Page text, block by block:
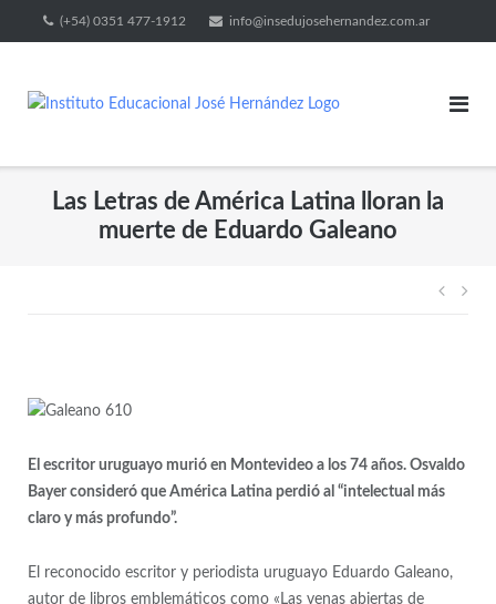
(+54) 0351 477-1912 info@insedujosehernandez.com.ar
Las Letras de América Latina lloran la
muerte de Eduardo Galeano
El escritor uruguayo murió en Montevideo a los 74 años. Osvaldo
Bayer consideró que América Latina perdió al “intelectual más
claro y más profundo”.
El reconocido escritor y periodista uruguayo Eduardo Galeano,
autor de libros emblemáticos como «Las venas abiertas de